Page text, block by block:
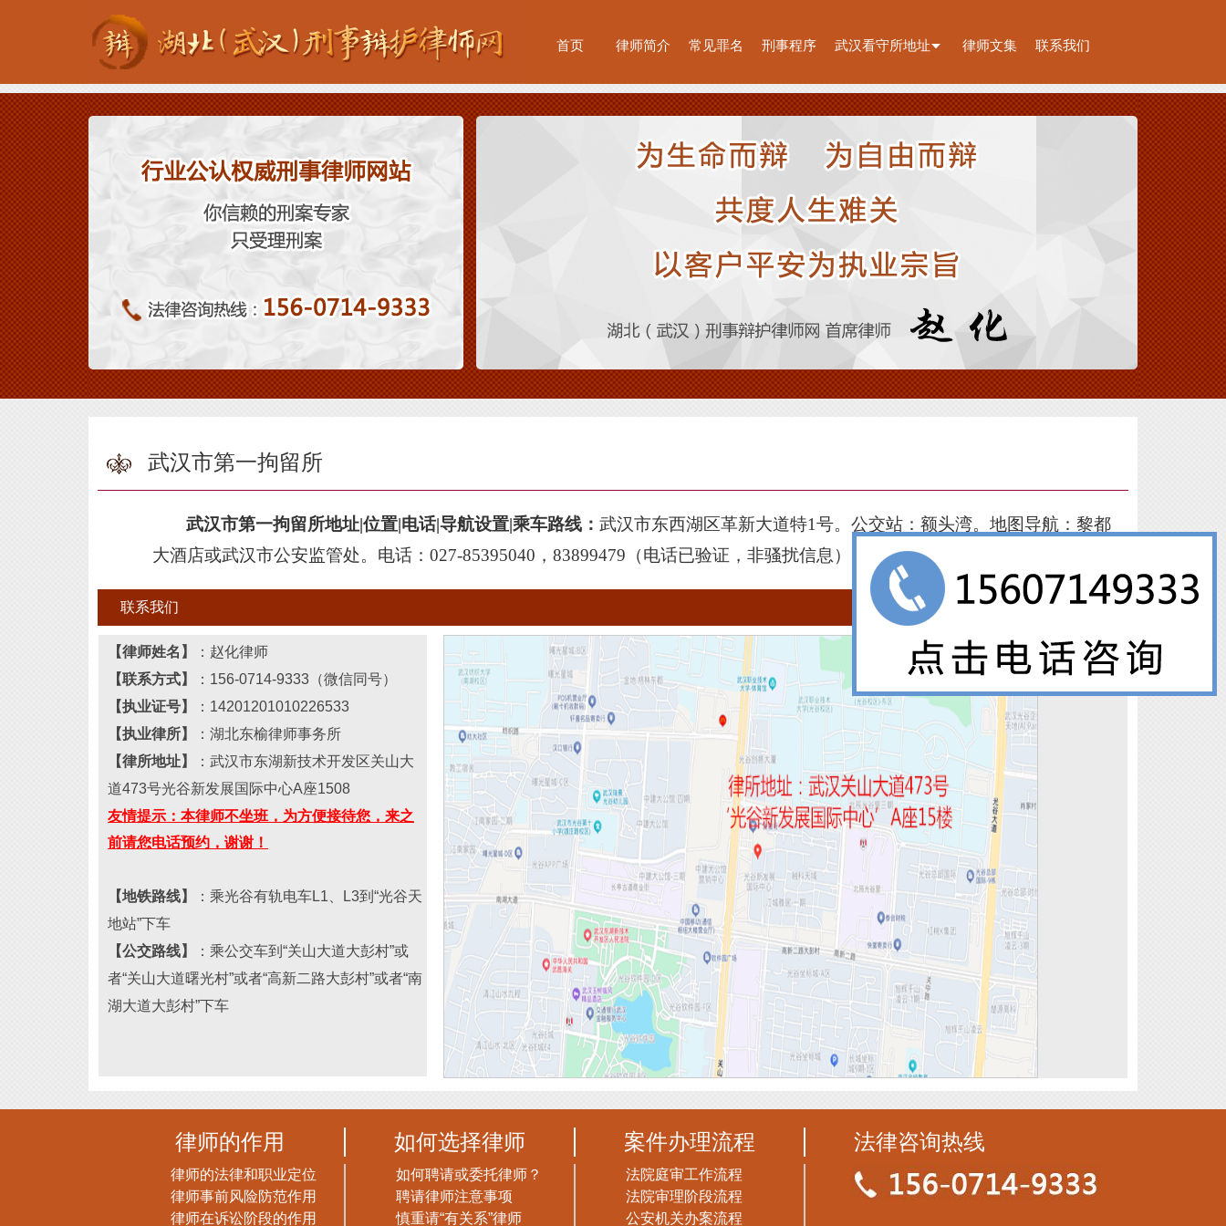
首页 律师简介 常见罪名 刑事程序 武汉看守所地址 律师文集 联系我们
武汉市第一拘留所
武汉市第一拘留所地址|位置|电话|导航设置|乘车路线 ：武汉市东西湖区革新大道特1号。公交站：额头湾。地图导航：黎都
大酒店或武汉市公安监管处。电话： 027-85395040，83899479 （电话已验证，非骚扰信息 ）
联系我们
【律师姓名】 ： 赵化律师
【联系方式】 ：156-0714-9333（微信同号）
【执业证号】
： 14201201010226533
【执业律所】
：湖北东榆律师事务所
【律所地址】 ： 武汉市东湖新技术开发区关山大
道473号光谷新发展国际中心A座1508
友情提示：本律师不坐班，为方便接待您，来之
前请您电话预约，谢谢！
【地铁路线】
：乘光谷有轨电车L1、L3到“光谷天
地站”下车
【公交路线】
：乘公交车到“关山大道大彭村”或
者“关山大道曙光村”或者“高新二路大彭村”或者“南
湖大道大彭村”下车
律师的作用 如何选择律师 案件办理流程 法律咨询热线
律师的法律和职业定位
律师事前风险防范作用
律师在诉讼阶段的作用
如何聘请或委托律师？
聘请律师注意事项
慎重请“有关系”律师
法院庭审工作流程
法院审理阶段流程
公安机关办案流程